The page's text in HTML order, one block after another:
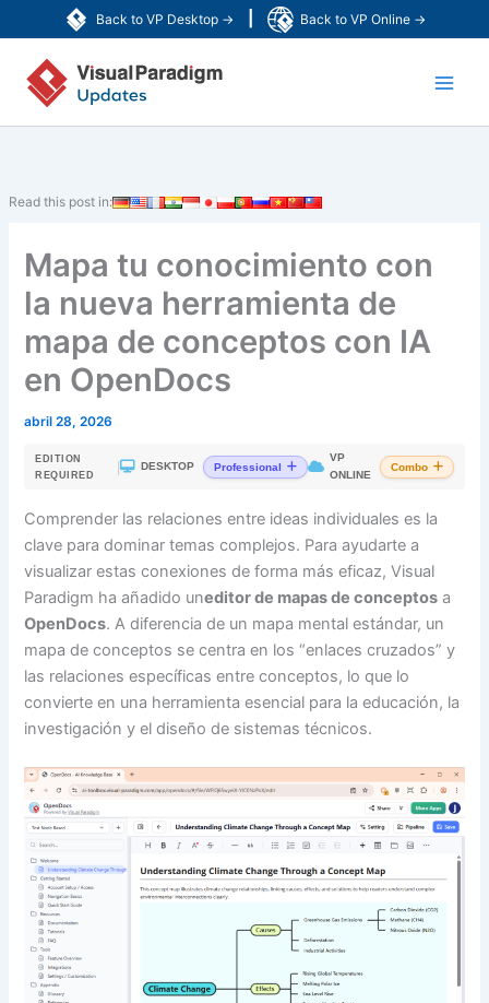
Back to VP Desktop → Back to VP Online →
al
contenido
Read this post in:
Mapa tu conocimiento con
la nueva herramienta de
mapa de conceptos con IA
en OpenDocs
abril 28, 2026
EDITION
REQUIRED
DESKTOP Professional
VP
ONLINE
Combo
Comprender las relaciones entre ideas individuales es la
clave para dominar temas complejos. Para ayudarte a
visualizar estas conexiones de forma más eficaz, Visual
Paradigm ha añadido uneditor de mapas de conceptos a
OpenDocs. A diferencia de un mapa mental estándar, un
mapa de conceptos se centra en los “enlaces cruzados” y
las relaciones específicas entre conceptos, lo que lo
convierte en una herramienta esencial para la educación, la
investigación y el diseño de sistemas técnicos.